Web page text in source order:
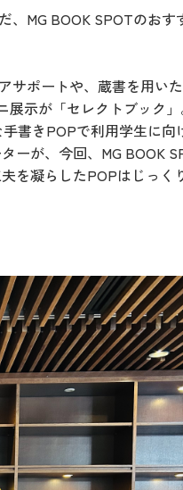
、MG BOOK SPOTのおす
サポートや、蔵書を用い
示が「セレクトブック
書きPOPで利用学生に向
ーが、今回、MG BOOK
を凝らしたPOPはじっく